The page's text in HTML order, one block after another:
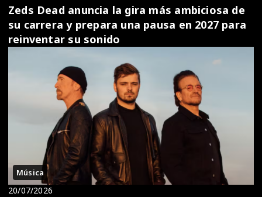
Zeds Dead anuncia la gira más ambiciosa de
su carrera y prepara una pausa en 2027 para
reinventar su sonido
Música
20/07/2026